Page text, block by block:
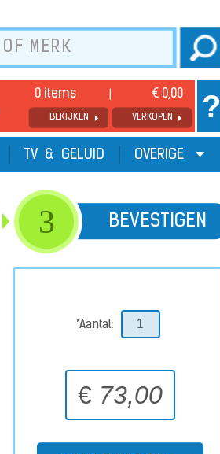
0 items € 0,00
BEKIJKEN VERKOPEN ?
TV & GELUID OVERIGE
3 BEVESTIGEN
*Aantal:
€ 73,00